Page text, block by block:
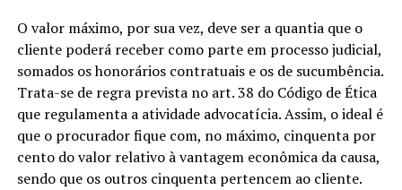
O valor máximo, por sua vez, deve ser a quantia que o
cliente poderá receber como parte em processo judicial,
somados os honorários contratuais e os de sucumbência.
Trata-se de regra prevista no art. 38 do Código de Ética
que regulamenta a atividade advocatícia. Assim, o ideal é
que o procurador fique com, no máximo, cinquenta por
cento do valor relativo à vantagem econômica da causa,
sendo que os outros cinquenta pertencem ao cliente.